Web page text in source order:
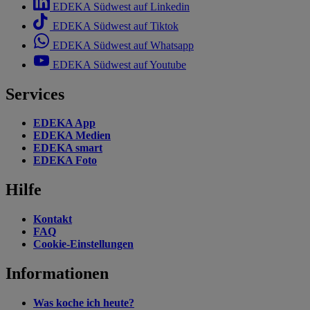
EDEKA Südwest auf Linkedin
EDEKA Südwest auf Tiktok
EDEKA Südwest auf Whatsapp
EDEKA Südwest auf Youtube
Services
EDEKA App
EDEKA Medien
EDEKA smart
EDEKA Foto
Hilfe
Kontakt
FAQ
Cookie-Einstellungen
Informationen
Was koche ich heute?